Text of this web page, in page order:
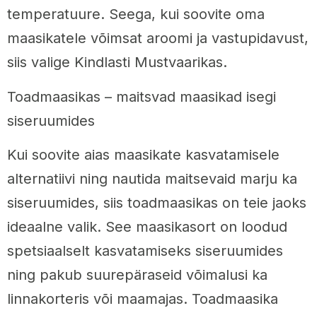
temperatuure. Seega, kui soovite oma
maasikatele võimsat aroomi ja vastupidavust,
siis valige Kindlasti Mustvaarikas.
Toadmaasikas – maitsvad maasikad isegi
siseruumides
Kui soovite aias maasikate kasvatamisele
alternatiivi ning nautida maitsevaid marju ka
siseruumides, siis toadmaasikas on teie jaoks
ideaalne valik. See maasikasort on loodud
spetsiaalselt kasvatamiseks siseruumides
ning pakub suurepäraseid võimalusi ka
linnakorteris või maamajas. Toadmaasika